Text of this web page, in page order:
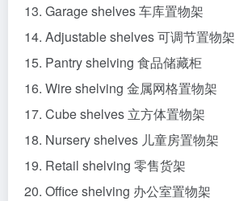
13. Garage shelves 车库置物架
14. Adjustable shelves 可调节置物架
15. Pantry shelving 食品储藏柜
16. Wire shelving 金属网格置物架
17. Cube shelves 立方体置物架
18. Nursery shelves 儿童房置物架
19. Retail shelving 零售货架
20. Office shelving 办公室置物架